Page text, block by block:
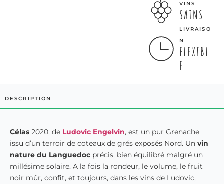
VINS
SAINS
LIVRAISO
N
FLEXIBL
E
DESCRIPTION
Célas 2020, de Ludovic Engelvin, est un pur Grenache
issu d’un terroir de coteaux de grés exposés Nord. Un vin
nature du Languedoc précis, bien équilibré malgré un
millésime solaire. A la fois la rondeur, le volume, le fruit
noir mûr, confit, et toujours, dans les vins de Ludovic,